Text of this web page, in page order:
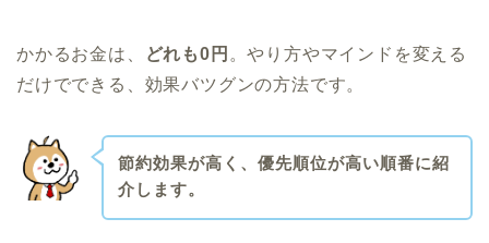
かかるお金は、 どれも0円 。やり方やマインドを変える
だけでできる、効果バツグンの方法です。
節約効果が高く、優先順位が高い順番に紹
介します。